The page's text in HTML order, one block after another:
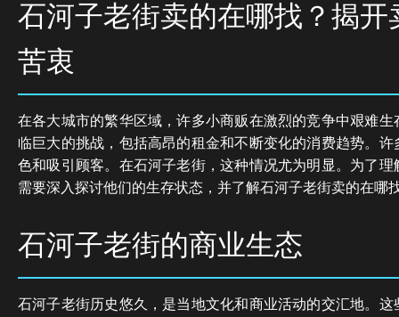
石河子老街卖的在哪找？揭开
苦衷
在各大城市的繁华区域，许多小商贩在激烈的竞争中艰难
临巨大的挑战，包括高昂的租金和不断变化的消费趋势。
色和吸引顾客。在石河子老街，这种情况尤为明显。为了
需要深入探讨他们的生存状态，并了解石河子老街卖的在哪
石河子老街的商业生态
石河子老街历史悠久，是当地文化和商业活动的交汇地。